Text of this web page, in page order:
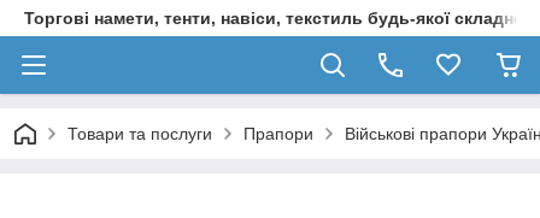
Торгові намети, тенти, навіси, текстиль будь-якої
Товари та послуги Прапори Військові прапори